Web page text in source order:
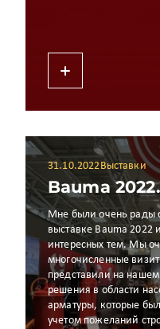
31.10.2022Выставки
Bauma
Мне были очень рады
выставке Bauma 2022
интересных тем. Мы
многочисленные
представили на
решения в области
арматуры, которые
учетом пожеланий